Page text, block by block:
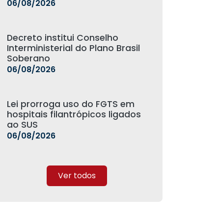
06/08/2026
Decreto institui Conselho
Interministerial do Plano Brasil
Soberano
06/08/2026
Lei prorroga uso do FGTS em
hospitais filantrópicos ligados
ao SUS
06/08/2026
Ver todos